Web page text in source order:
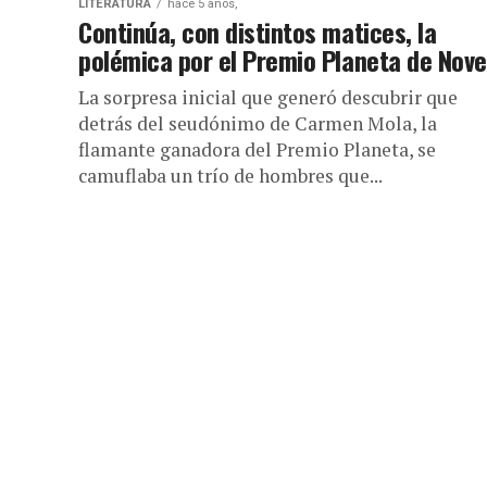
LITERATURA hace 5 años,
Continúa, con distintos matices, la
polémica por el Premio Planeta de
La sorpresa inicial que generó descubrir que
detrás del seudónimo de Carmen Mola, la
flamante ganadora del Premio Planeta, se
camuflaba un trío de hombres que...